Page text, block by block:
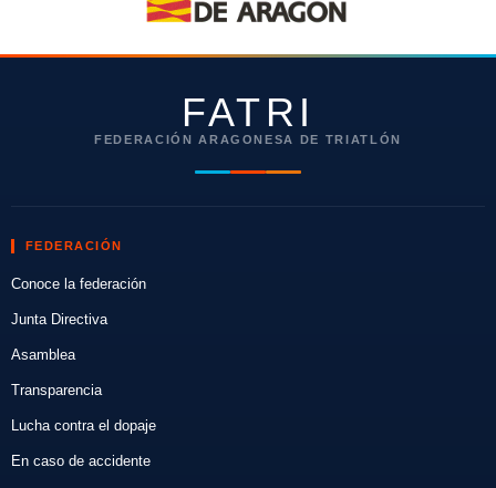
FATRI
FEDERACIÓN ARAGONESA DE TRIATLÓN
FEDERACIÓN
Conoce la federación
Junta Directiva
Asamblea
Transparencia
Lucha contra el dopaje
En caso de accidente